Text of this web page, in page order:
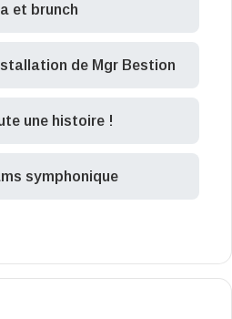
et brunch
de Mgr Bestion
une histoire !
symphonique